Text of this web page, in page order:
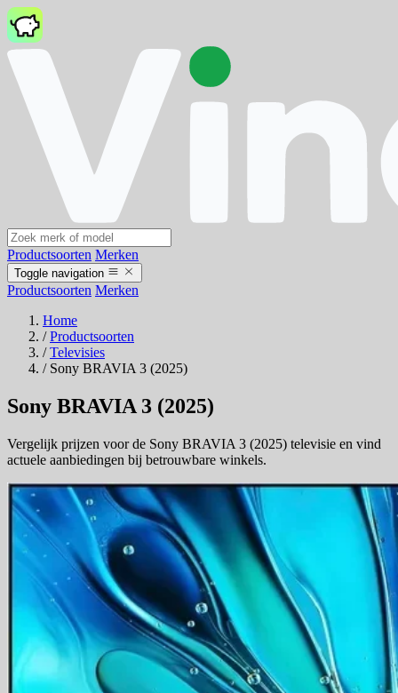
Productsoorten Merken
Toggle navigation
Productsoorten Merken
Home
/ Productsoorten
/ Televisies
/ Sony BRAVIA 3 (2025)
Sony BRAVIA 3 (2025)
Vergelijk prijzen voor de Sony BRAVIA 3 (2025) televisie en vind
actuele aanbiedingen bij betrouwbare winkels.